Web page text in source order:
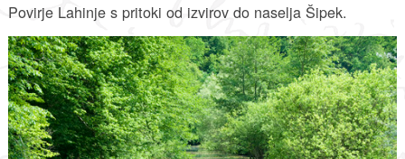
Povirje Lahinje s pritoki od izvirov do naselja Šipek.